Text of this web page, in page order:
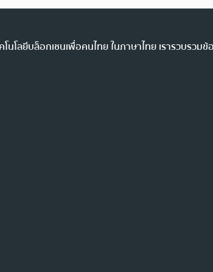
โลยีบล็อกเชนเพื่อคนไทย ในภาษาไทย เรารวบรว